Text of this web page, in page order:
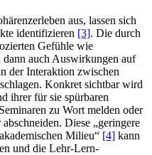
aus, lassen sich
identifizieren [3]. Die durch
Gefühle wie
auch Auswirkungen auf
der Interaktion zwischen
Konkret sichtbar wird
ihrer für sie spürbaren
zu Wort melden oder
Diese „geringere
Milieu“ [4] kann
und die Lehr-Lern-